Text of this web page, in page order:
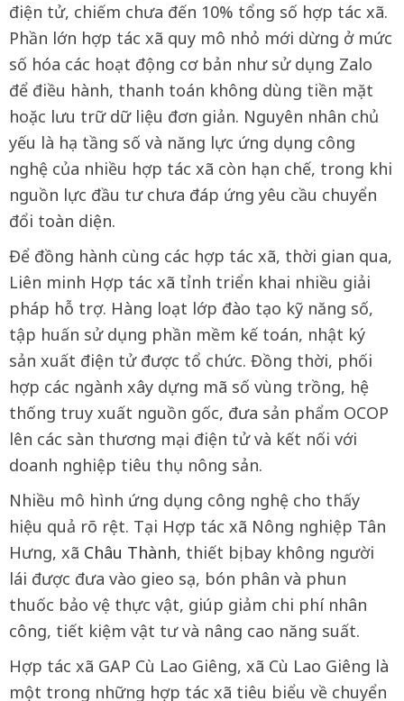
điện tử, chiếm chưa đến 10% tổng số hợp tác xã.
Phần lớn hợp tác xã quy mô nhỏ mới dừng ở mức
số hóa các hoạt động cơ bản như sử dụng Zalo
để điều hành, thanh toán không dùng tiền mặt
hoặc lưu trữ dữ liệu đơn giản. Nguyên nhân chủ
yếu là hạ tầng số và năng lực ứng dụng công
nghệ của nhiều hợp tác xã còn hạn chế, trong khi
nguồn lực đầu tư chưa đáp ứng yêu cầu chuyển
đổi toàn diện.
Để đồng hành cùng các hợp tác xã, thời gian qua,
Liên minh Hợp tác xã tỉnh triển khai nhiều giải
pháp hỗ trợ. Hàng loạt lớp đào tạo kỹ năng số,
tập huấn sử dụng phần mềm kế toán, nhật ký
sản xuất điện tử được tổ chức. Đồng thời, phối
hợp các ngành xây dựng mã số vùng trồng, hệ
thống truy xuất nguồn gốc, đưa sản phẩm OCOP
lên các sàn thương mại điện tử và kết nối với
doanh nghiệp tiêu thụ nông sản.
Nhiều mô hình ứng dụng công nghệ cho thấy
hiệu quả rõ rệt. Tại Hợp tác xã Nông nghiệp Tân
Hưng, xã Châu Thành, thiết bị bay không người
lái được đưa vào gieo sạ, bón phân và phun
thuốc bảo vệ thực vật, giúp giảm chi phí nhân
công, tiết kiệm vật tư và nâng cao năng suất.
Hợp tác xã GAP Cù Lao Giêng, xã Cù Lao Giêng là
một trong những hợp tác xã tiêu biểu về chuyển